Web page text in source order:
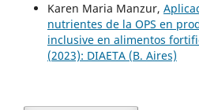
Karen Maria Manzur,
nutrientes de la OPS en
inclusive en alimentos
(2023): DIAETA (B. Aires)